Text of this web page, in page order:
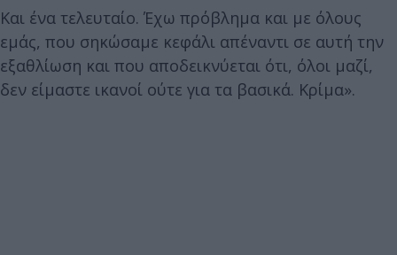
Και ένα τελευταίο. Έχω πρόβλημα και με όλους
εμάς, που σηκώσαμε κεφάλι απέναντι σε αυτή την
εξαθλίωση και που αποδεικνύεται ότι, όλοι μαζί,
δεν είμαστε ικανοί ούτε για τα βασικά. Κρίμα».